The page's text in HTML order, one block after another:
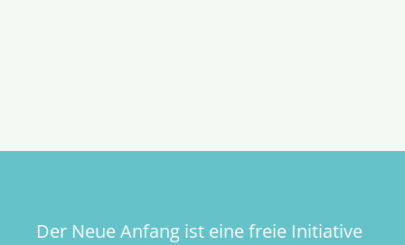
Der Neue Anfang ist eine freie Initiative